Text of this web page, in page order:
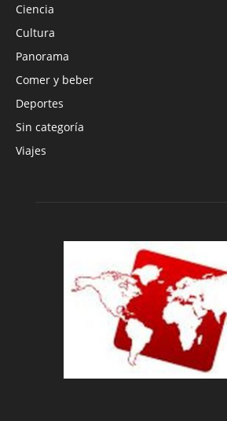
Ciencia
Cultura
Panorama
Comer y beber
Deportes
Sin categoría
Viajes